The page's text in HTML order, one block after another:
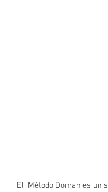
El  Método Doman es un